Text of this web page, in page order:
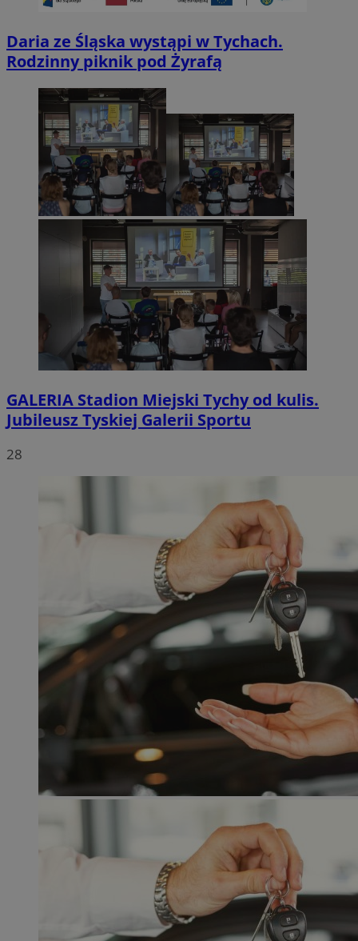
Daria ze Śląska wystąpi w Tychach.
Rodzinny piknik pod Żyrafą
GALERIA Stadion Miejski Tychy od kulis.
Jubileusz Tyskiej Galerii Sportu
28